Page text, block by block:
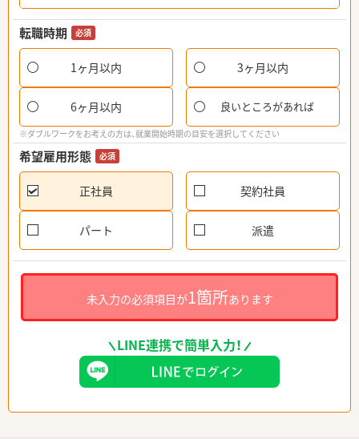
転職時期 必須
1ヶ月以内 3ヶ月以内
6ヶ月以内 良いところがあれば
※ダブルワークをお考えの方は、就業開始時期の目安を選択してください
希望雇用形態 必須
正社員 契約社員
パート 派遣
未入力の必須項目が1箇所あります
LINE連携で簡単入力！